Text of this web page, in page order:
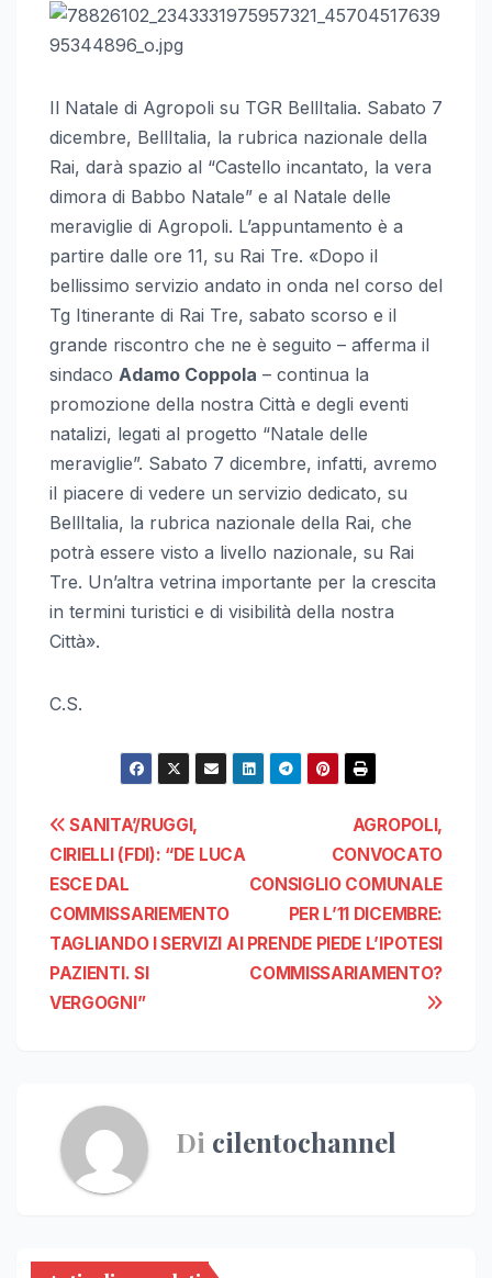
Il Natale di Agropoli su TGR BellItalia. Sabato 7
dicembre, BellItalia, la rubrica nazionale della
Rai, darà spazio al “Castello incantato, la vera
dimora di Babbo Natale” e al Natale delle
meraviglie di Agropoli. L’appuntamento è a
partire dalle ore 11, su Rai Tre. «Dopo il
bellissimo servizio andato in onda nel corso del
Tg Itinerante di Rai Tre, sabato scorso e il
grande riscontro che ne è seguito – afferma il
sindaco Adamo Coppola – continua la
promozione della nostra Città e degli eventi
natalizi, legati al progetto “Natale delle
meraviglie”. Sabato 7 dicembre, infatti, avremo
il piacere di vedere un servizio dedicato, su
BellItalia, la rubrica nazionale della Rai, che
potrà essere visto a livello nazionale, su Rai
Tre. Un’altra vetrina importante per la crescita
in termini turistici e di visibilità della nostra
Città».
C.S.
Navigazione
articoli
AGROPOLI,
CONVOCATO
CONSIGLIO COMUNALE
PER L’11 DICEMBRE:
PRENDE PIEDE L’IPOTESI
COMMISSARIAMENTO?
SANITA’/RUGGI,
CIRIELLI (FDI): “DE LUCA
ESCE DAL
COMMISSARIEMENTO
TAGLIANDO I SERVIZI AI
PAZIENTI. SI
VERGOGNI”
Di cilentochannel